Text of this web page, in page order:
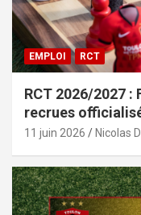
EMPLOI RCT
RCT 2026/2027
recrues
11 juin 2026 Nicolas